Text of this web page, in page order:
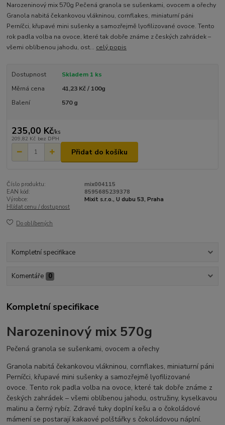
Narozeninový mix 570g Pečená granola se sušenkami, ovocem a ořechy
Granola nabitá čekankovou vlákninou, cornflakes, miniaturní páni
Perníčci, křupavé mini sušenky a samozřejmě lyofilizované ovoce. Tento
rok padla volba na ovoce, které tak dobře známe z českých zahrádek –
všemi oblíbenou jahodu, ost... celý popis
Dostupnost
Skladem 1 ks
Měrná cena
41,23 Kč / 100g
Balení
570 g
235,00 Kč/ks
209,82 Kč bez DPH
Přidat do košíku
Číslo produktu:
mix004115
EAN kód:
8595685239378
Výrobce:
Mixit s.r.o., U dubu 53, Praha
Hlídat cenu / dostupnost
Do oblíbených
Kompletní specifikace
Komentáře 0
Kompletní specifikace
Narozeninový mix 570g
Pečená granola se sušenkami, ovocem a ořechy
Granola nabitá čekankovou vlákninou, cornflakes, miniaturní páni
Perníčci, křupavé mini sušenky a samozřejmě lyofilizované
ovoce. Tento rok padla volba na ovoce, které tak dobře známe z
českých zahrádek – všemi oblíbenou jahodu, ostružiny, kyselkavou
malinu a černý rybíz. Zdravé tuky doplní kešu a o čokoládové
mámení se postarají kakaové polštářky s čokoládovou náplní.